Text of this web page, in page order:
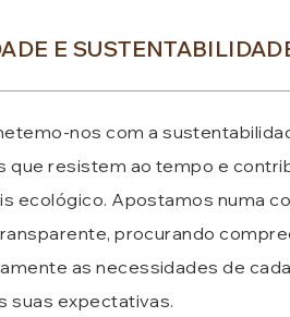
E
nos com a
que resistem ao tempo e
ecológico. Apostamos numa
procurando
as necessidades de
suas expectativas.